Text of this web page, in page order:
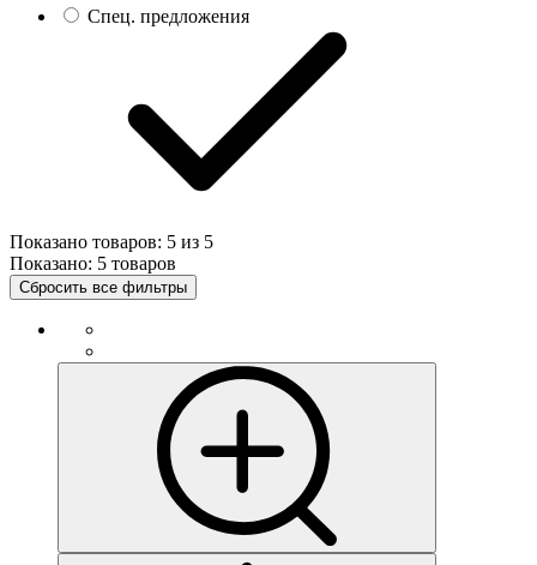
Спец. предложения
Показано товаров: 5 из 5
Показано: 5 товаров
Сбросить все фильтры